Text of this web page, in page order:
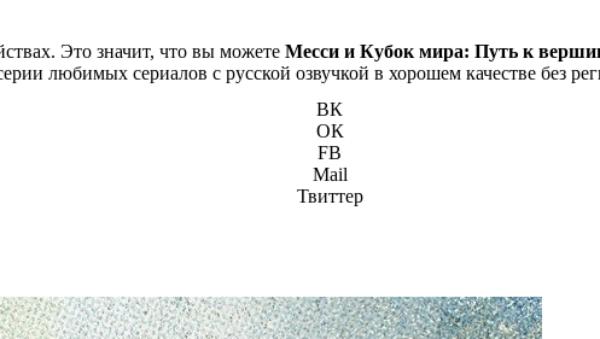
Это значит, что вы можете Месси и Кубок мира: Путь к
любимых сериалов с русской озвучкой в хорошем качестве без
ВК
ОК
FB
Mail
Твиттер